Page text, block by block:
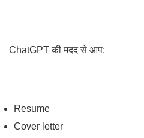
ChatGPT की मदद से आप:
Resume
Cover letter